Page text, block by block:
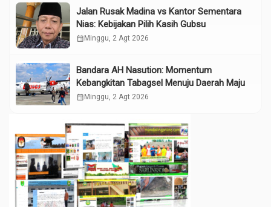
Jalan Rusak Madina vs Kantor Sementara
Nias: Kebijakan Pilih Kasih Gubsu
calendar_month Minggu, 2 Agt 2026
Bandara AH Nasution: Momentum
Kebangkitan Tabagsel Menuju Daerah Maju
calendar_month Minggu, 2 Agt 2026